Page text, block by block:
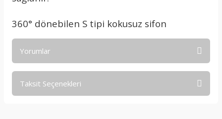
360° dönebilen S tipi kokusuz sifon
Yorumlar
Taksit Seçenekleri